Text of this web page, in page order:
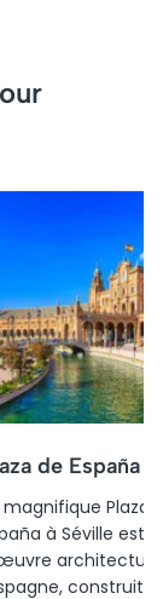
de España
magnifique Plaza
à Séville est
construite